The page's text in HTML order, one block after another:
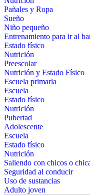
Pañales y Ropa
Sueño
Niño pequeño
Entrenamiento para ir al
Estado físico
Nutrición
Preescolar
Nutrición y Estado Físico
Escuela primaria
Escuela
Estado físico
Nutrición
Pubertad
Adolescente
Escuela
Estado físico
Nutrición
Saliendo con chicos o
Seguridad al conducir
Uso de sustancias
Adulto joven